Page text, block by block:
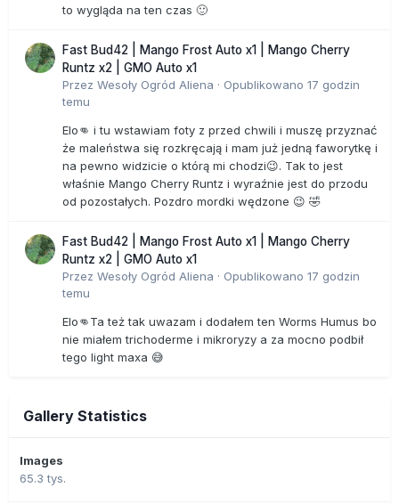
to wygląda na ten czas 🙂
Fast Bud42 | Mango Frost Auto x1 | Mango Cherry
Runtz x2 | GMO Auto x1
Przez Wesoły Ogród Aliena · Opublikowano 17 godzin
temu
Elo👊 i tu wstawiam foty z przed chwili i muszę przyznać
że maleństwa się rozkręcają i mam już jedną faworytkę i
na pewno widzicie o którą mi chodzi😉. Tak to jest
właśnie Mango Cherry Runtz i wyraźnie jest do przodu
od pozostałych. Pozdro mordki wędzone 😉 🤣
Fast Bud42 | Mango Frost Auto x1 | Mango Cherry
Runtz x2 | GMO Auto x1
Przez Wesoły Ogród Aliena · Opublikowano 17 godzin
temu
Elo👊Ta też tak uwazam i dodałem ten Worms Humus bo
nie miałem trichoderme i mikroryzy a za mocno podbił
tego light maxa 😅
Gallery Statistics
Images
65.3 tys.